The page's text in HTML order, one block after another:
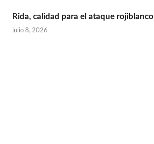
Rida, calidad para el ataque rojiblanco
julio 8, 2026